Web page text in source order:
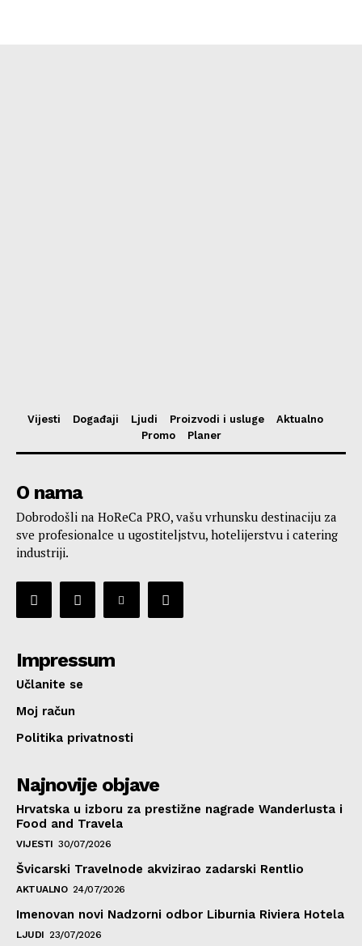
Vijesti Događaji Ljudi Proizvodi i usluge
Aktualno
Promo
Planer
O nama
Dobrodošli na HoReCa PRO, vašu vrhunsku destinaciju za
sve profesionalce u ugostiteljstvu, hotelijerstvu i catering
industriji.
Impressum
Učlanite se
Moj račun
Politika privatnosti
Najnovije objave
Hrvatska u izboru za prestižne nagrade Wanderlusta i
Food and Travela
VIJESTI 30/07/2026
Švicarski Travelnode akvizirao zadarski Rentlio
AKTUALNO 24/07/2026
Imenovan novi Nadzorni odbor Liburnia Riviera Hotela
LJUDI 23/07/2026